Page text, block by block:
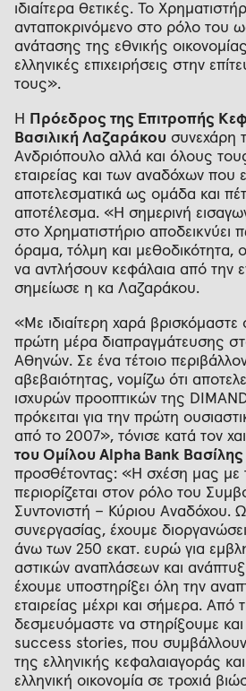
ιδιαίτερα θετικές. Το
ανταποκρινόμενο στο ρόλο του
ανάτασης της εθνικής
ελληνικές επιχειρήσεις στην
τους».
Η
Πρόεδρος της Επιτροπής
Βασιλική Λαζαράκου συνεχάρη
Ανδριόπουλο αλλά και όλους
εταιρείας και των αναδόχων που
αποτελεσματικά ως ομάδα και
αποτέλεσμα. «Η σημερινή
στο Χρηματιστήριο αποδεικνύει
όραμα, τόλμη και μεθοδικότητα,
να αντλήσουν κεφάλαια από την
σημείωσε η κα Λαζαράκου.
«Με ιδιαίτερη χαρά
πρώτη μέρα διαπραγμάτευσης
Αθηνών. Σε ένα τέτοιο
αβεβαιότητας, νομίζω ότι
ισχυρών προοπτικών της
πρόκειται για την πρώτη
από το 2007», τόνισε κατά τον
του Ομίλου Alpha Bank
προσθέτοντας: «Η σχέση μας με
περιορίζεται στον ρόλο του
Συντονιστή – Κύριου Αναδόχου.
συνεργασίας, έχουμε
άνω των 250 εκατ. ευρώ για
αστικών αναπλάσεων και
έχουμε υποστηρίξει όλη την
εταιρείας μέχρι και σήμερα. Από
δεσμευόμαστε να στηρίξουμε και
success stories, που
της ελληνικής κεφαλαιαγοράς
ελληνική οικονομία σε τροχιά